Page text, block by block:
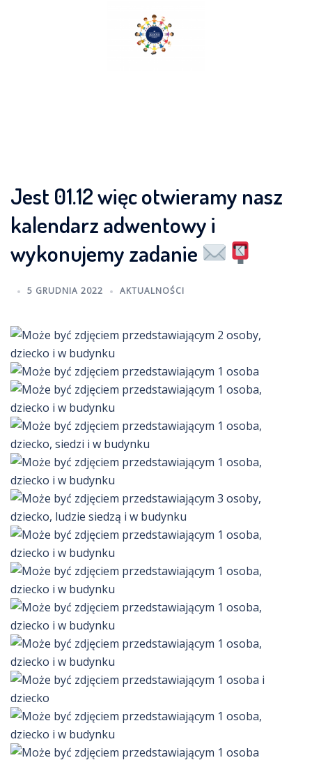
Jest 01.12 więc otwieramy nasz
kalendarz adwentowy i
wykonujemy zadanie
5 GRUDNIA 2022 AKTUALNOŚCI